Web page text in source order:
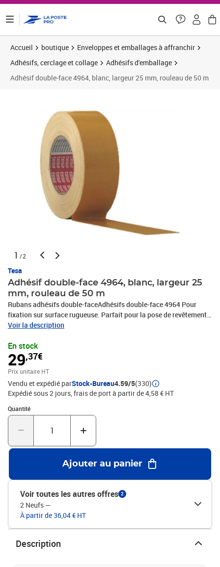
Accueil boutique
Enveloppes et emballages à affranchir
Adhésifs, cerclage et collage
Adhésifs d'emballage
Adhésif double-face 4964, blanc, largeur 25 mm, rouleau de 50 m
1 /2
Tesa
Adhésif double-face 4964, blanc, largeur 25
mm, rouleau de 50 m
Rubans adhésifs double-faceAdhésifs double-face 4964 Pour
fixation sur surface rugueuse. Parfait pour la pose de revêtement
de sol définitif ou temporaire. Retrait sans résidus possible grâce
surface rugueuse. Parfait pour la pose de revêtement de sol
définitif ou temporaire. Retrait sans résidus possible grâce à sa
structure toilée.Caractéristiques
Voir la description
En stock
29,37€
Prix unitaire HT
Vendu et expédié parStock-Bureau4.59/5(330)
Expédié sous 2 jours, frais de port à partir de 4,58 € HT
Quantité
Quantité : 1
Ajouter au panier
Voir toutes les autres offres 2
2 Neufs —
À partir de 36,04 € HT
Description